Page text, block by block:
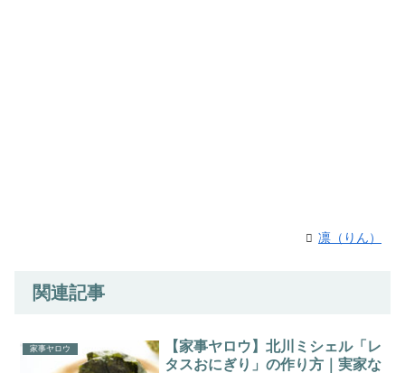
凛（りん）
関連記事
家事ヤロウ
【家事ヤロウ】北川ミシェル「レ
タスおにぎり」の作り方｜実家な